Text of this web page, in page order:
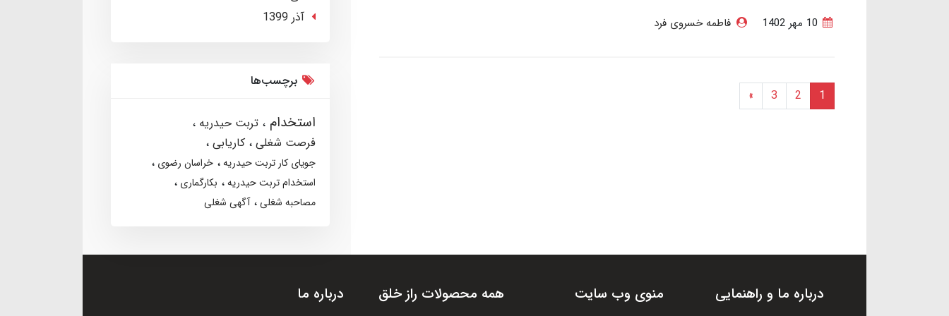
فاطمه خسروی فرد
1
2
3
»
آذر 1399
برچسب‌ها
استخدام
تربت حیدریه
فرصت شغلی کاریابی
جویای کار تربت حیدریه
خراسان رضوی
استخدام تربت حیدریه
بکارگماری
مصاحبه شغلی
آگهی شغلی
درباره ما و راهنمایی منوی وب سایت همه محصولات راز خلق درباره ما